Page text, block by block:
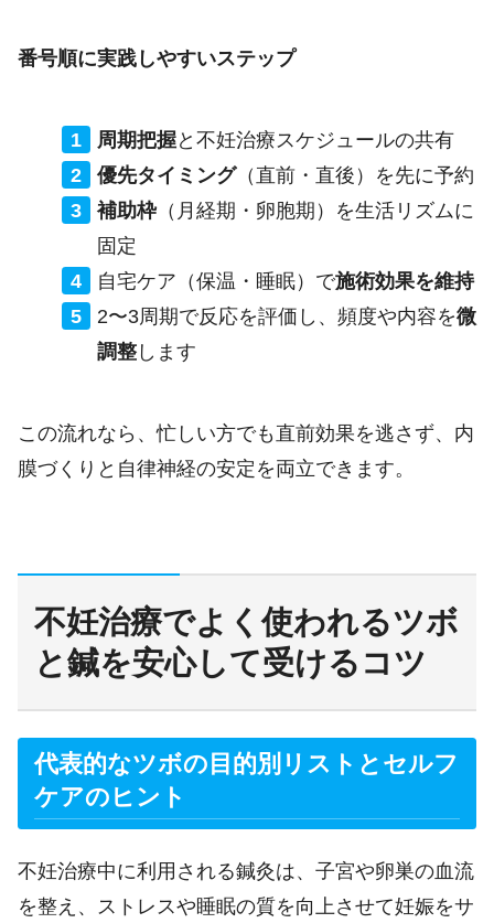
番号順に実践しやすいステップ
周期把握と不妊治療スケジュールの共有
優先タイミング（直前・直後）を先に予約
補助枠（月経期・卵胞期）を生活リズムに
固定
自宅ケア（保温・睡眠）で施術効果を維持
2〜3周期で反応を評価し、頻度や内容を微
調整します
この流れなら、忙しい方でも直前効果を逃さず、内
膜づくりと自律神経の安定を両立できます。
不妊治療でよく使われるツボ
と鍼を安心して受けるコツ
代表的なツボの目的別リストとセルフ
ケアのヒント
不妊治療中に利用される鍼灸は、子宮や卵巣の血流
を整え、ストレスや睡眠の質を向上させて妊娠をサ